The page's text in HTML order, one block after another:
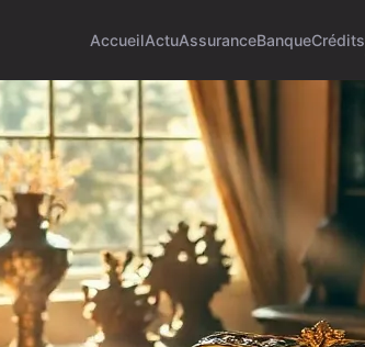
AccueilActuAssuranceBanqueCrédits